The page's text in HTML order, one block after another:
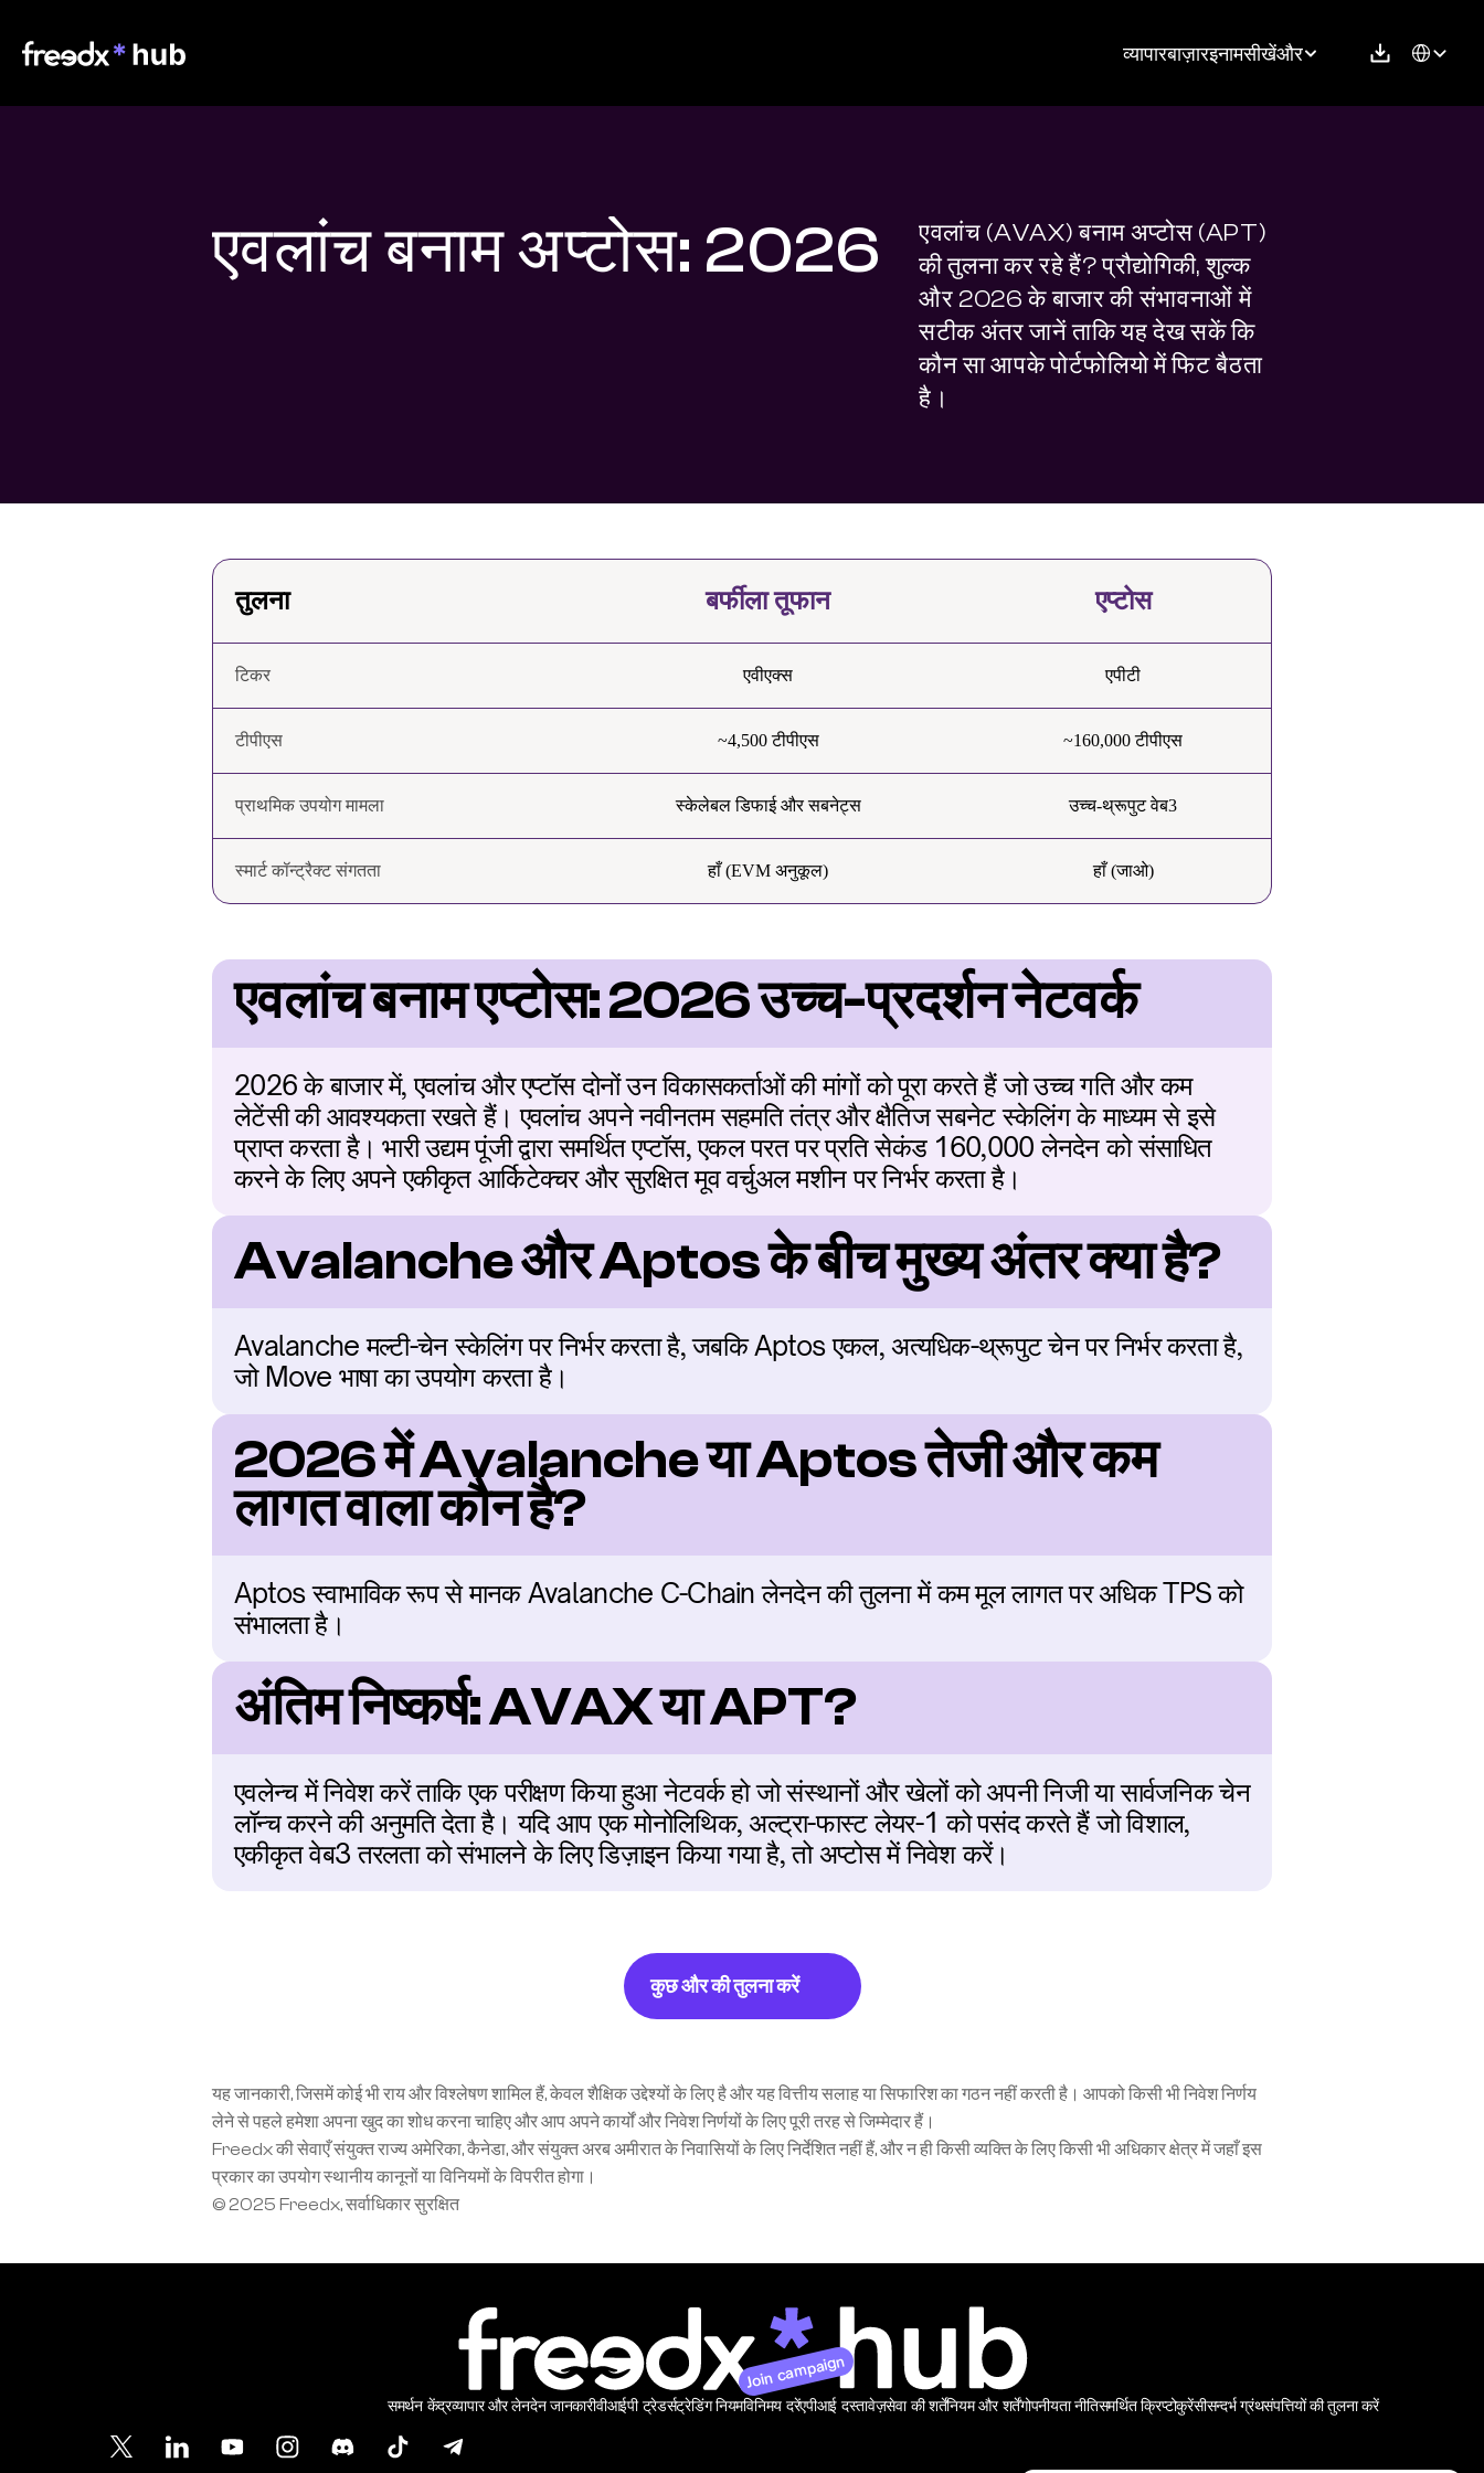
व्यापारबाज़ारइनामसीखेंऔर Select
एवलांच बनाम अप्टोस: 2026
एवलांच (AVAX) बनाम अप्टोस (APT)
की तुलना कर रहे हैं? प्रौद्योगिकी, शुल्क
और 2026 के बाजार की संभावनाओं में
सटीक अंतर जानें ताकि यह देख सकें कि
कौन सा आपके पोर्टफोलियो में फिट बैठता
है।
तुलना बर्फीला तूफान एप्टोस
टिकर एवीएक्स एपीटी
टीपीएस ~4,500 टीपीएस ~160,000 टीपीएस
प्राथमिक उपयोग मामला स्केलेबल डिफाई और सबनेट्स उच्च-थ्रूपुट वेब3
स्मार्ट कॉन्ट्रैक्ट संगतता हाँ (EVM अनुकूल) हाँ (जाओ)
एवलांच बनाम एप्टोस: 2026 उच्च-प्रदर्शन नेटवर्क
2026 के बाजार में, एवलांच और एप्टॉस दोनों उन विकासकर्ताओं की मांगों को पूरा करते हैं जो उच्च गति और कम
लेटेंसी की आवश्यकता रखते हैं। एवलांच अपने नवीनतम सहमति तंत्र और क्षैतिज सबनेट स्केलिंग के माध्यम से इसे
प्राप्त करता है। भारी उद्यम पूंजी द्वारा समर्थित एप्टॉस, एकल परत पर प्रति सेकंड 160,000 लेनदेन को संसाधित
करने के लिए अपने एकीकृत आर्किटेक्चर और सुरक्षित मूव वर्चुअल मशीन पर निर्भर करता है।
Avalanche और Aptos के बीच मुख्य अंतर क्या है?
Avalanche मल्टी-चेन स्केलिंग पर निर्भर करता है, जबकि Aptos एकल, अत्यधिक-थ्रूपुट चेन पर निर्भर करता है,
जो Move भाषा का उपयोग करता है।
2026 में Avalanche या Aptos तेजी और कम
लागत वाला कौन है?
Aptos स्वाभाविक रूप से मानक Avalanche C-Chain लेनदेन की तुलना में कम मूल लागत पर अधिक TPS को
संभालता है।
अंतिम निष्कर्ष: AVAX या APT?
एवलेन्च में निवेश करें ताकि एक परीक्षण किया हुआ नेटवर्क हो जो संस्थानों और खेलों को अपनी निजी या सार्वजनिक चेन
लॉन्च करने की अनुमति देता है। यदि आप एक मोनोलिथिक, अल्ट्रा-फास्ट लेयर-1 को पसंद करते हैं जो विशाल,
एकीकृत वेब3 तरलता को संभालने के लिए डिज़ाइन किया गया है, तो अप्टोस में निवेश करें।
कुछ और की तुलना करें
यह जानकारी, जिसमें कोई भी राय और विश्लेषण शामिल हैं, केवल शैक्षिक उद्देश्यों के लिए है और यह वित्तीय सलाह या सिफारिश का गठन नहीं करती है। आपको किसी भी निवेश निर्णय
लेने से पहले हमेशा अपना खुद का शोध करना चाहिए और आप अपने कार्यों और निवेश निर्णयों के लिए पूरी तरह से जिम्मेदार हैं।
Freedx की सेवाएँ संयुक्त राज्य अमेरिका, कैनेडा, और संयुक्त अरब अमीरात के निवासियों के लिए निर्देशित नहीं हैं, और न ही किसी व्यक्ति के लिए किसी भी अधिकार क्षेत्र में जहाँ इस
प्रकार का उपयोग स्थानीय कानूनों या विनियमों के विपरीत होगा।
© 2025 Freedx, सर्वाधिकार सुरक्षित
Join campaign
समर्थन केंद्रव्यापार और लेनदेन जानकारीवीआईपी ट्रेडर्सट्रेडिंग नियमविनिमय दरेंएपीआई दस्तावेज़सेवा की शर्तेंनियम और शर्तेंगोपनीयता नीतिसमर्थित क्रिप्टोकुरेंसीसन्दर्भ ग्रंथसंपत्तियों की तुलना करें